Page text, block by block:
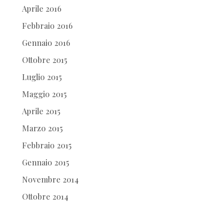
Aprile 2016
Febbraio 2016
Gennaio 2016
Ottobre 2015
Luglio 2015
Maggio 2015
Aprile 2015
Marzo 2015
Febbraio 2015
Gennaio 2015
Novembre 2014
Ottobre 2014